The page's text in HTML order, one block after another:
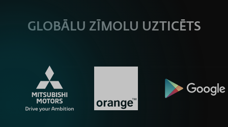
GLOBĀLU ZĪMOLU UZTICĒTS